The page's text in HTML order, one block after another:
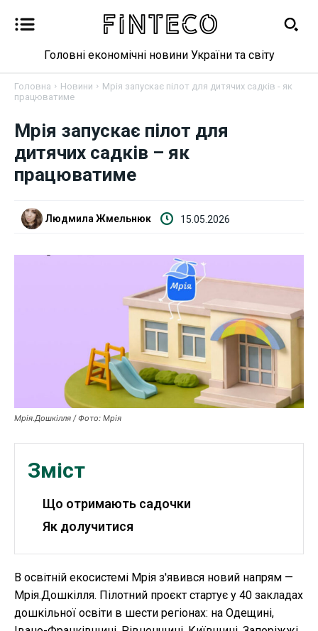
Новини
Бізнес
Робота і освіта
Публікації
ФОП
Курс валют
Ми в соц. мережах
Головні економічні новини України та світу
Головна Новини
Мрія запускає пілот для дитячих садків - як
працюватиме
Мрія запускає пілот для
дитячих садків – як
працюватиме
Людмила Жмельнюк 15.05.2026
Мрія.Дошкілля / Фото: Мрія
Зміст
Що отримають садочки
Як долучитися
В освітній екосистемі Мрія з'явився новий напрям —
Мрія.Дошкілля. Пілотний проєкт стартує у 40 закладах
дошкільної освіти в шести регіонах: на Одещині,